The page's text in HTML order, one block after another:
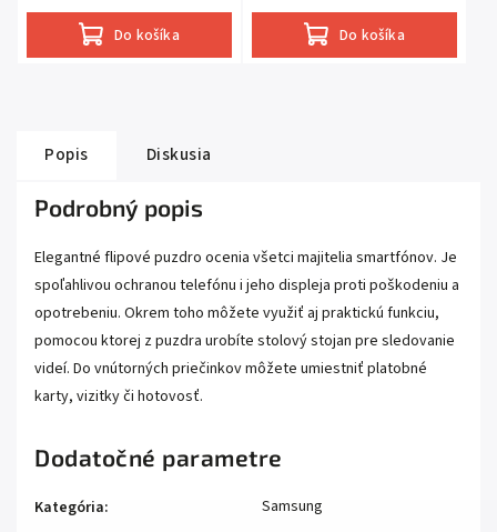
Do košíka Do košíka
Popis Diskusia
Podrobný popis
Elegantné flipové puzdro ocenia všetci majitelia smartfónov. Je
spoľahlivou ochranou telefónu i jeho displeja proti poškodeniu a
opotrebeniu. Okrem toho môžete využiť aj praktickú funkciu,
pomocou ktorej z puzdra urobíte stolový stojan pre sledovanie
videí. Do vnútorných priečinkov môžete umiestniť platobné
karty, vizitky či hotovosť.
Dodatočné parametre
Kategória:
Samsung